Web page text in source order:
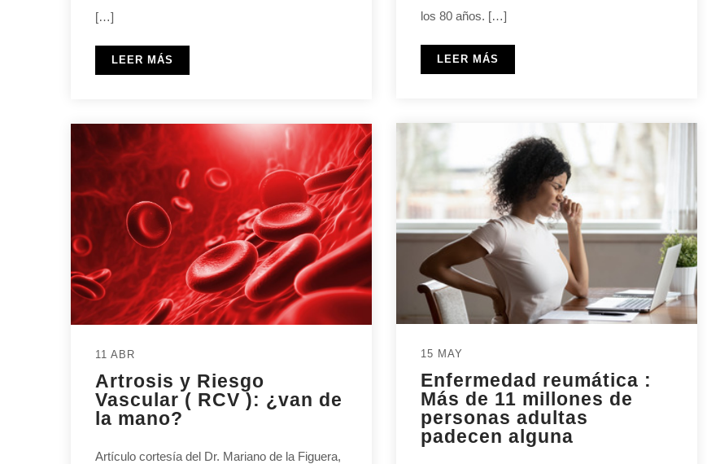
[…]
LEER MÁS
los 80 años. […]
LEER MÁS
15 MAY
Enfermedad reumática :
Más de 11 millones de
personas adultas
padecen alguna
11 ABR
Artrosis y Riesgo
Vascular ( RCV ): ¿van de
la mano?
Artículo cortesía del Dr. Mariano de la Figuera,